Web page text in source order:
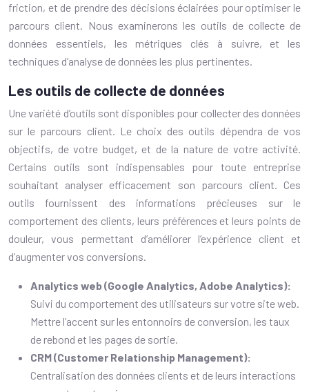
friction, et de prendre des décisions éclairées pour optimiser le
parcours client. Nous examinerons les outils de collecte de
données essentiels, les métriques clés à suivre, et les
techniques d’analyse de données les plus pertinentes.
Les outils de collecte de données
Une variété d’outils sont disponibles pour collecter des données
sur le parcours client. Le choix des outils dépendra de vos
objectifs, de votre budget, et de la nature de votre activité.
Certains outils sont indispensables pour toute entreprise
souhaitant analyser efficacement son parcours client. Ces
outils fournissent des informations précieuses sur le
comportement des clients, leurs préférences et leurs points de
douleur, vous permettant d’améliorer l’expérience client et
d’augmenter vos conversions.
Analytics web (Google Analytics, Adobe Analytics):
Suivi du comportement des utilisateurs sur votre site web.
Mettre l’accent sur les entonnoirs de conversion, les taux
de rebond et les pages de sortie.
CRM (Customer Relationship Management):
Centralisation des données clients et de leurs interactions